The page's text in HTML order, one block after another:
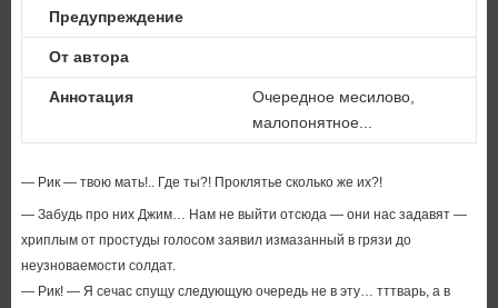
Предупреждение
От автора
Аннотация
Очередное месилово,
малопонятное...
— Рик — твою мать!.. Где ты?! Проклятье сколько же их?!
— Забудь про них Джим… Нам не выйти отсюда — они нас задавят —
хриплым от простуды голосом заявил измазанный в грязи до
неузноваемости солдат.
— Рик! — Я сечас спущу следующую очередь не в эту… тттварь, а в